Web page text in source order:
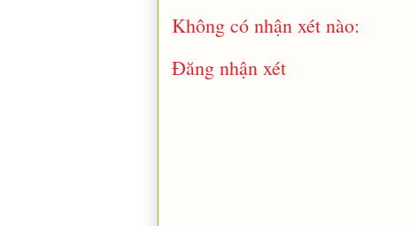
Không có nhận xét nào:
Đăng nhận xét